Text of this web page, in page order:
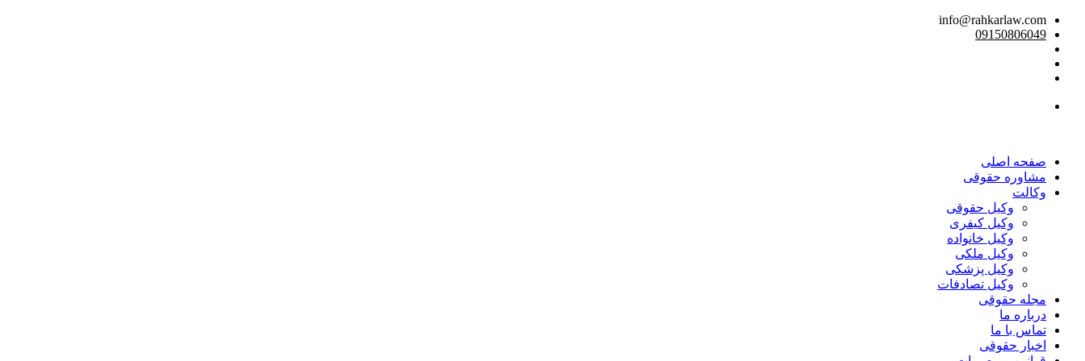
info@rahkarlaw.com
09150806049
صفحه اصلی
مشاوره حقوقی
وکالت
وکیل حقوقی
وکیل کیفری
وکیل خانواده
وکیل ملکی
وکیل پزشکی
وکیل تصادفات
مجله حقوقی
درباره ما
تماس با ما
اخبار حقوقی